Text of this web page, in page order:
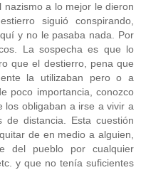
a lo mejor le dieron
siguió conspirando,
y no le pasaba nada. Por
La sospecha es que lo
que el destierro, pena que
la utilizaban pero o a
poco importancia, conozco
los obligaban a irse a vivir a
distancia. Esta cuestión
de en medio a alguien,
del pueblo por cualquier
y que no tenía suficientes